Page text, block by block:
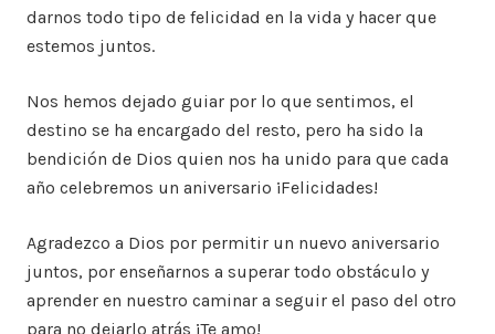
darnos todo tipo de felicidad en la vida y hacer que
estemos juntos.
Nos hemos dejado guiar por lo que sentimos, el
destino se ha encargado del resto, pero ha sido la
bendición de Dios quien nos ha unido para que cada
año celebremos un aniversario ¡Felicidades!
Agradezco a Dios por permitir un nuevo aniversario
juntos, por enseñarnos a superar todo obstáculo y
aprender en nuestro caminar a seguir el paso del otro
para no dejarlo atrás ¡Te amo!